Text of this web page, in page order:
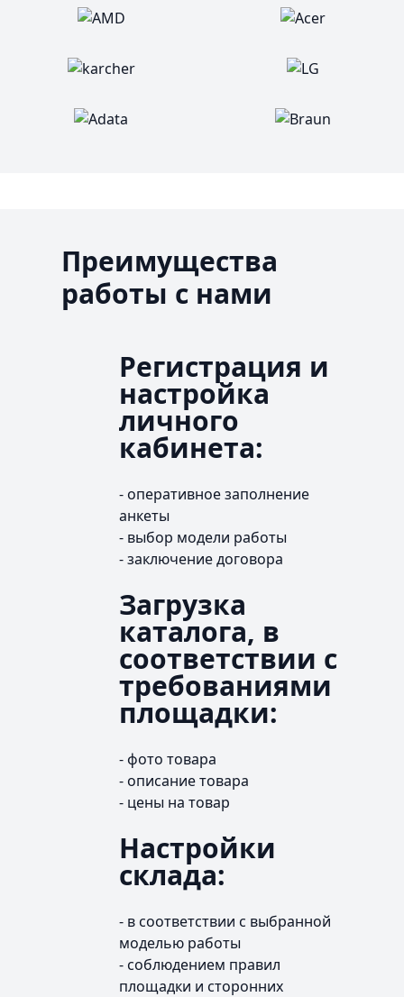
Преимущества
работы с нами
Регистрация и
настройка
личного
кабинета:
- оперативное заполнение
анкеты
- выбор модели работы
- заключение договора
Загрузка
каталога, в
соответствии с
требованиями
площадки:
- фото товара
- описание товара
- цены на товар
Настройки
склада:
- в соответствии с выбранной
моделью работы
- соблюдением правил
площадки и сторонних